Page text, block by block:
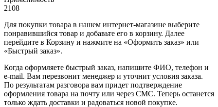
2108
Для покупки товара в нашем интернет-магазине выберите
понравившийся товар и добавьте его в корзину. Далее
перейдите в Корзину и нажмите на «Оформить заказ» или
«Быстрый заказ».
Когда оформляете быстрый заказ, напишите ФИО, телефон и
e-mail. Вам перезвонит менеджер и уточнит условия заказа.
По результатам разговора вам придет подтверждение
оформления товара на почту или через СМС. Теперь останется
только ждать доставки и радоваться новой покупке.